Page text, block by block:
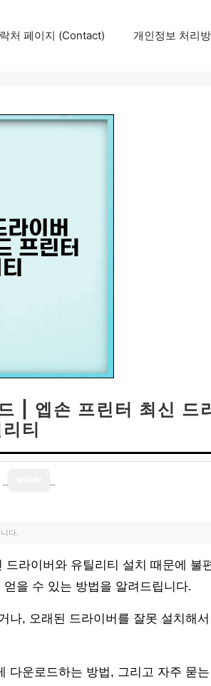
처 페이지 (Contact) 개인정보 처리
| 엡손 프린터 최신 드
티
다.
라이버와 유틸리티 설치 때문에 불
을 수 있는 방법을 알려드립니다.
나, 오래된 드라이버를 잘못 설치해서
다운로드하는 방법, 그리고 자주 묻